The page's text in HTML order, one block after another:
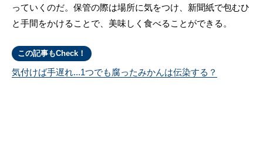
っていくのだ。保管の際は場所に気をつけ、新聞紙で包むひ
と手間をかけることで、美味しく食べることができる。
この記事もCheck！
気付けば手遅れ...1つでも腐ったみかんは伝染する？